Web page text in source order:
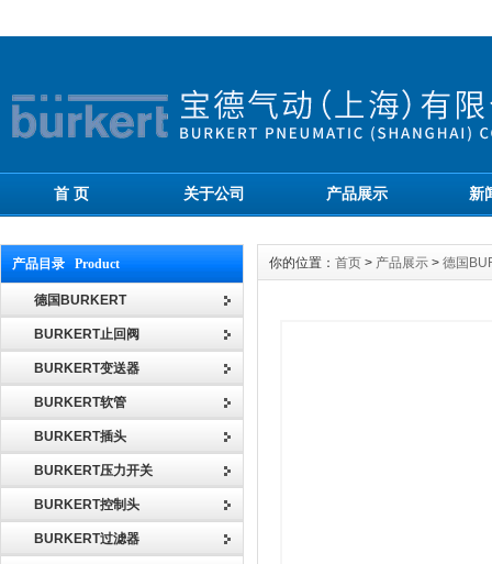
首 页 关于公司 产品展示 新
产品目录 Product
德国BURKERT
BURKERT止回阀
BURKERT变送器
BURKERT软管
BURKERT插头
BURKERT压力开关
BURKERT控制头
BURKERT过滤器
你的位置： 首页 > 产品展示 > 德国